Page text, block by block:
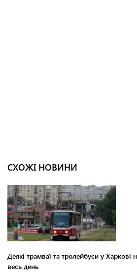
СХОЖІ НОВИНИ
Деякі трамваї та тролейбуси у
весь день